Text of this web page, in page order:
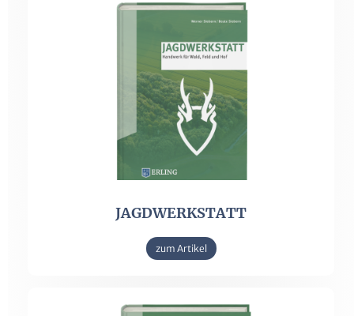
JAGDWERKSTATT
zum Artikel